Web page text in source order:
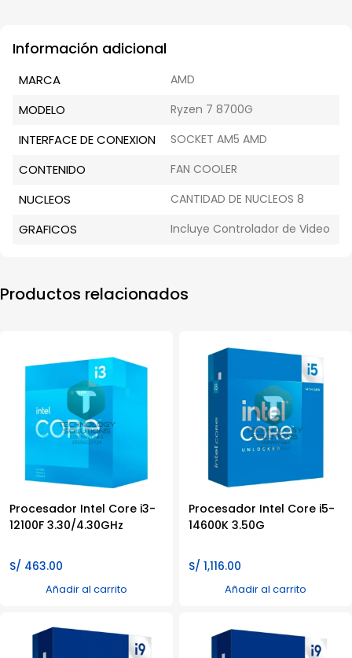
Información adicional
MARCA AMD
MODELO Ryzen 7 8700G
INTERFACE DE CONEXION SOCKET AM5 AMD
CONTENIDO FAN COOLER
NUCLEOS CANTIDAD DE NUCLEOS 8
GRAFICOS Incluye Controlador de Video
Productos relacionados
Procesador Intel Core i3-
12100F 3.30/4.30GHz
S/ 463.00
Añadir al carrito
Procesador Intel Core i5-
14600K 3.50G
S/ 1,116.00
Añadir al carrito